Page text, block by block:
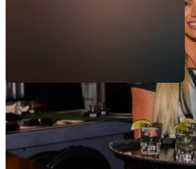
Explorando el Espíritu Deportivo en
Sports Bars de la Ciudad del Pecado